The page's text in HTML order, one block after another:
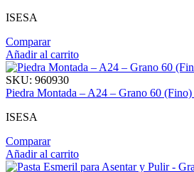
ISESA
Comparar
Añadir al carrito
SKU: 960930
Piedra Montada – A24 – Grano 60 (Fino)
ISESA
Comparar
Añadir al carrito